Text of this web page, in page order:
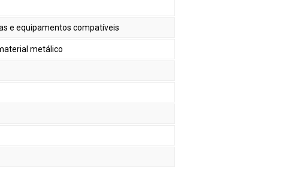
e equipamentos compatíveis
metálico